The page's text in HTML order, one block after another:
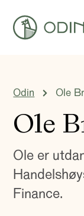
Odin Ole
Ole
Ole er
Finance.